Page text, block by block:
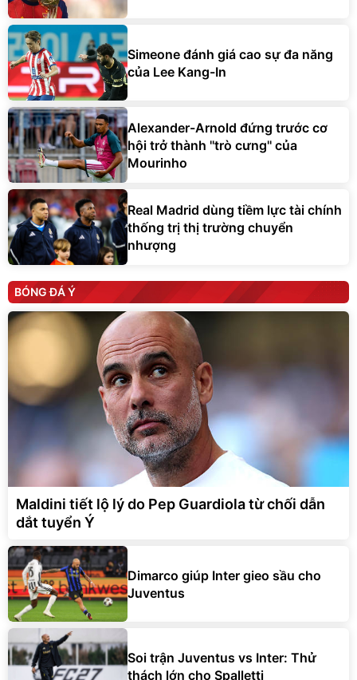
Simeone đánh giá cao sự đa năng
của Lee Kang-In
Alexander-Arnold đứng trước cơ
hội trở thành ''trò cưng'' của
Mourinho
Real Madrid dùng tiềm lực tài chính
thống trị thị trường chuyển
nhượng
BÓNG ĐÁ Ý
Maldini tiết lộ lý do Pep Guardiola từ chối dẫn
dắt tuyển Ý
Dimarco giúp Inter gieo sầu cho
Juventus
Soi trận Juventus vs Inter: Thử
thách lớn cho Spalletti